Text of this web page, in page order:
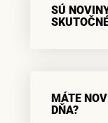
SÚ
MÁTE
DŇA?